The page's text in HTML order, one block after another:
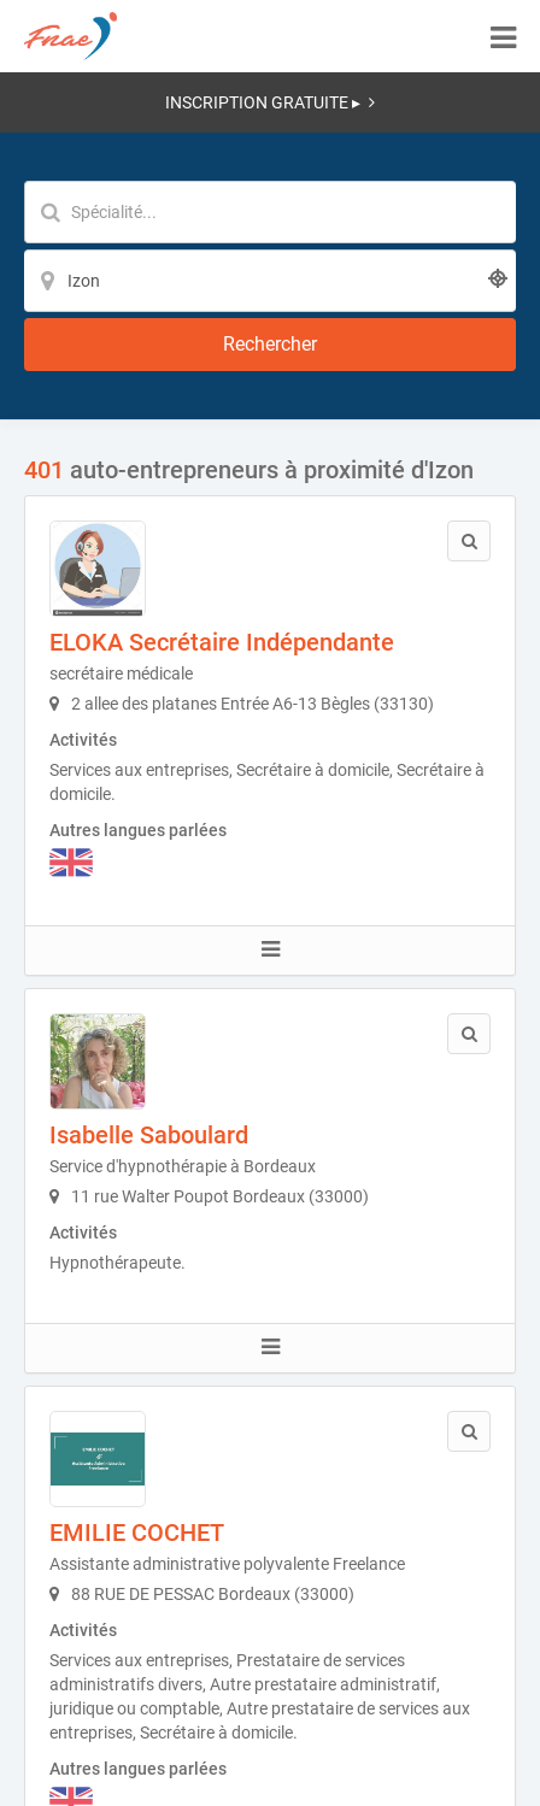
INSCRIPTION GRATUITE ▸
Rechercher
401 auto-entrepreneurs à proximité d'Izon
ELOKA Secrétaire Indépendante
secrétaire médicale
2 allee des platanes Entrée A6-13 Bègles (33130)
Activités
Services aux entreprises, Secrétaire à domicile, Secrétaire à
domicile.
Autres langues parlées
Isabelle Saboulard
Service d'hypnothérapie à Bordeaux
11 rue Walter Poupot Bordeaux (33000)
Activités
Hypnothérapeute.
EMILIE COCHET
Assistante administrative polyvalente Freelance
88 RUE DE PESSAC Bordeaux (33000)
Activités
Services aux entreprises, Prestataire de services
administratifs divers, Autre prestataire administratif,
juridique ou comptable, Autre prestataire de services aux
entreprises, Secrétaire à domicile.
Autres langues parlées